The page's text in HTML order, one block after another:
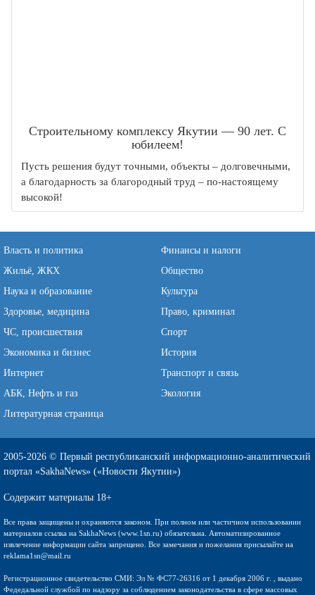
Строительному комплексу Якутии — 90 лет. С
юбилеем!
Пусть решения будут точными, объекты – долговечными,
а благодарность за благородный труд – по-настоящему
высокой!
Власть и политика
Финансы и налоги
Жильё, ЖКХ
Общество
Наука и образование
Культура
Здоровье, медицина
Право, криминал
ЧС, происшествия
Спорт
Экономика и бизнес
История
Интернет
Транспорт и связь
АБК, Нефть и газ
Экология
Литературная страница
2005-2026 © Первый республиканский информационно-аналитический
портал «SakhaNews» («Новости Якутии»)
Содержит материалы 18+
Все права защищены и охраняются законом. При полном или частичном использовании
материалов ссылка на SakhaNews (www.1sn.ru) обязательна. Автоматизированное
извлечение информации сайта запрещено. Все замечания и пожелания присылайте на
reklama1sn@mail.ru
Регистрационное свидетельство СМИ: Эл № ФС77-26316 от 1 декабря 2006 г. , выдано
Федедальной службой по надзору за соблюдением законодательства в сфере массовых